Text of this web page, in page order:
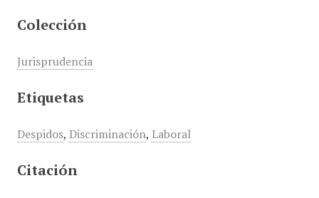
Colección
Jurisprudencia
Etiquetas
Despidos, Discriminación, Laboral
Citación